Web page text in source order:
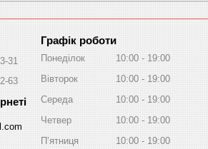
31
63
Графік роботи
Понеділок 10:00
19:00
Вівторок
10:00
19:00
Середа
10:00
19:00
Четвер
10:00
19:00
Пʼятниця
10:00
19:00